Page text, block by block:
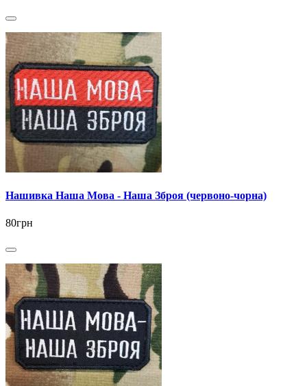
Нашивка Наша Мова - Наша Зброя (червоно-чорна)
80грн